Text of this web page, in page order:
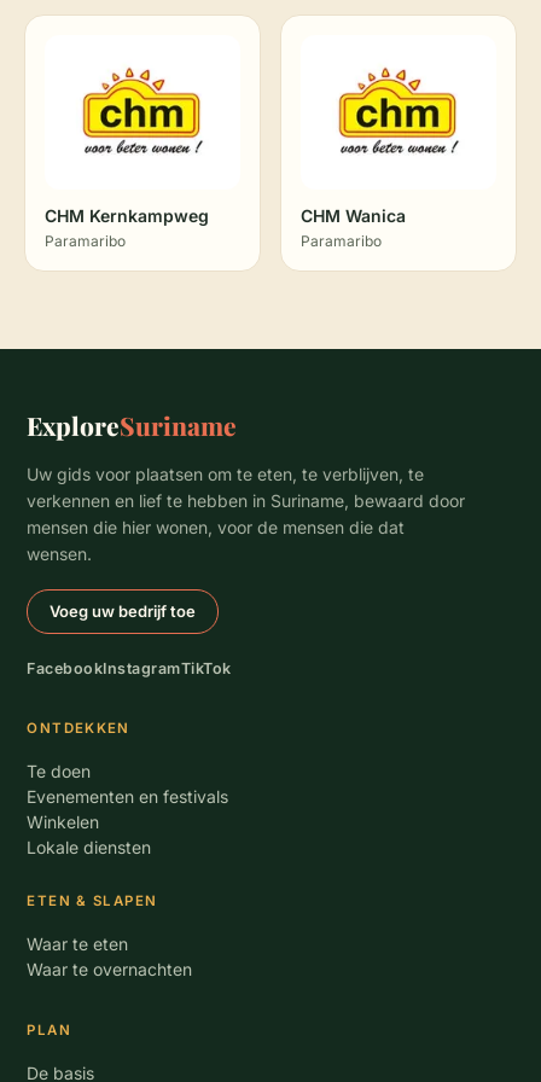
CHM Kernkampweg
Paramaribo
CHM Wanica
Paramaribo
ExploreSuriname
Uw gids voor plaatsen om te eten, te verblijven, te
verkennen en lief te hebben in Suriname, bewaard door
mensen die hier wonen, voor de mensen die dat
wensen.
Voeg uw bedrijf toe
FacebookInstagramTikTok
ONTDEKKEN
Te doen
Evenementen en festivals
Winkelen
Lokale diensten
ETEN & SLAPEN
Waar te eten
Waar te overnachten
PLAN
De basis